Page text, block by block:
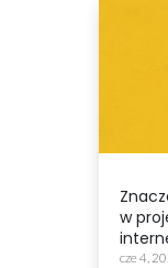
w
cze 4,